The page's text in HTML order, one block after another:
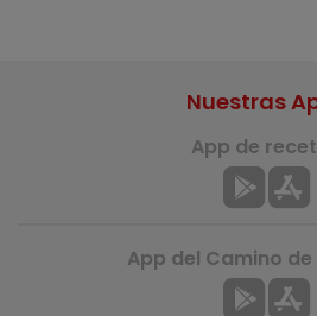
Nuestras
App de
App del Camino